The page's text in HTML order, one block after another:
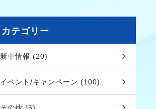
カテゴリー
新車情報 (20)
イベント/キャンペーン (100)